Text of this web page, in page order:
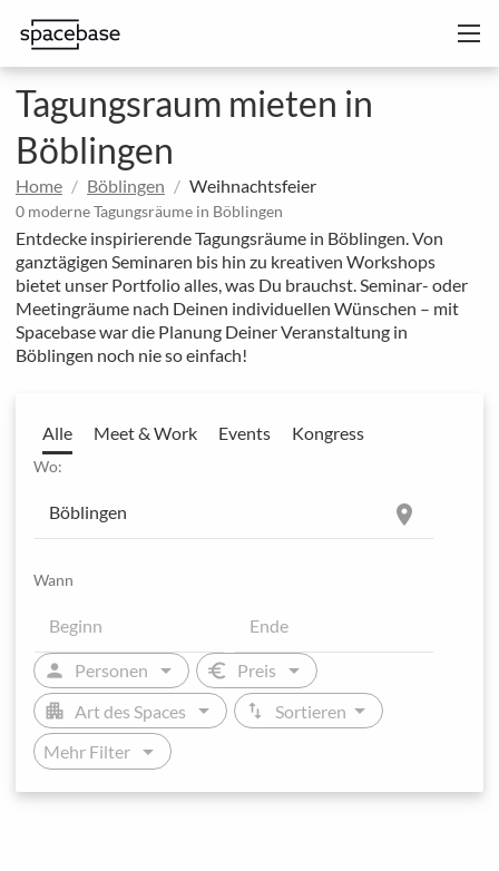
Tagungsraum mieten in
Böblingen
Home Böblingen Weihnachtsfeier
0 moderne Tagungsräume in Böblingen
Entdecke inspirierende Tagungsräume in Böblingen. Von
ganztägigen Seminaren bis hin zu kreativen Workshops
bietet unser Portfolio alles, was Du brauchst. Seminar- oder
Meetingräume nach Deinen individuellen Wünschen – mit
Spacebase war die Planung Deiner Veranstaltung in
Böblingen noch nie so einfach!
Alle Meet & Work Events Kongress
Wo:
location_on
Wann
person Personen arrow_drop_down euro Preis arrow_drop_down
apartment Art des Spaces arrow_drop_down swap_vert Sortieren arrow_drop_down
Mehr Filter arrow_drop_down